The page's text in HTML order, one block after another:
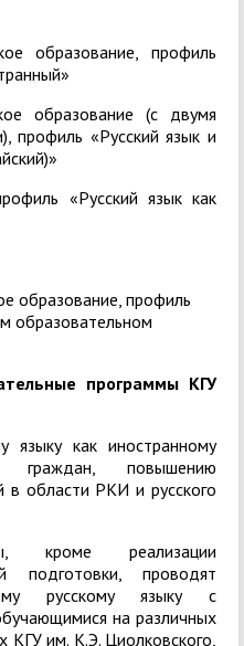
образование, профиль
образование (с двумя
профиль «Русский язык и
«Русский язык как
образование, профиль
образовательном
программы КГУ
языку как иностранному
граждан, повышению
в области РКИ и русского
кроме реализации
подготовки, проводят
русскому языку с
на различных
КГУ им. К.Э. Циолковского,